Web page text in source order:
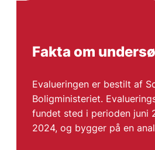
Fakta om
Evalueringen er bestilt af
Boligministeriet.
fundet sted i perioden juni
2024, og bygger på en